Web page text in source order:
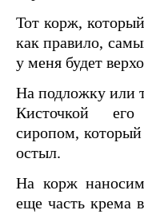
Тот корж,
как правило,
у меня будет
На подложку или
Кисточкой
сиропом,
остыл.
На корж
еще часть крема